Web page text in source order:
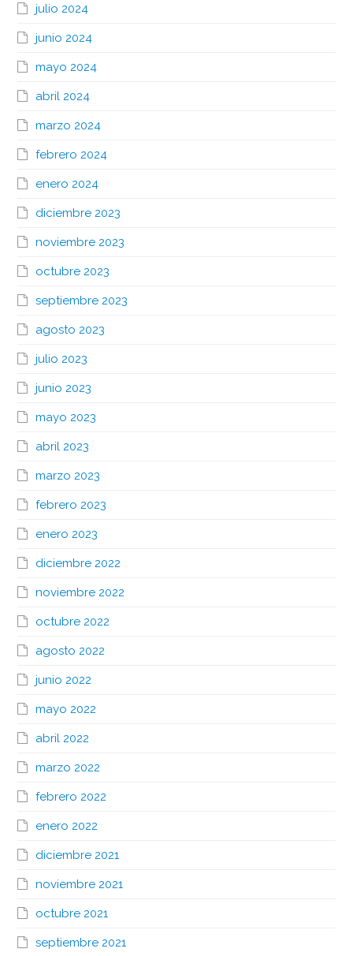
julio 2024
junio 2024
mayo 2024
abril 2024
marzo 2024
febrero 2024
enero 2024
diciembre 2023
noviembre 2023
octubre 2023
septiembre 2023
agosto 2023
julio 2023
junio 2023
mayo 2023
abril 2023
marzo 2023
febrero 2023
enero 2023
diciembre 2022
noviembre 2022
octubre 2022
agosto 2022
junio 2022
mayo 2022
abril 2022
marzo 2022
febrero 2022
enero 2022
diciembre 2021
noviembre 2021
octubre 2021
septiembre 2021